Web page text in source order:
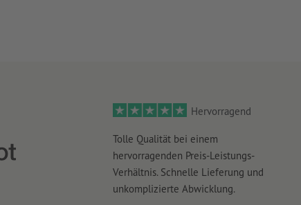
Hervorragend
Tolle Qualität bei einem
hervorragenden Preis-Leistungs-
Verhältnis. Schnelle Lieferung und
unkomplizierte Abwicklung.